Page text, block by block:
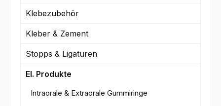
Klebezubehör
Kleber & Zement
Stopps & Ligaturen
El. Produkte
Intraorale & Extraorale Gummiringe